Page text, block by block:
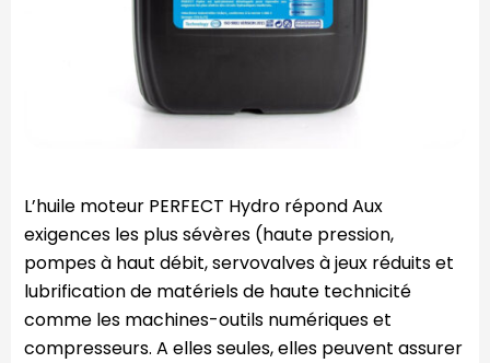
L’huile moteur PERFECT Hydro répond Aux
exigences les plus sévères (haute pression,
pompes à haut débit, servovalves à jeux réduits et
lubrification de matériels de haute technicité
comme les machines-outils numériques et
compresseurs. A elles seules, elles peuvent assurer